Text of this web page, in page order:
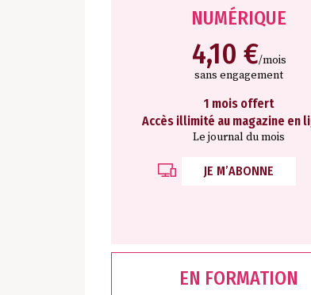
NUMÉRIQUE
4,10 €/mois
sans engagement
1 mois offert
Accès illimité au magazine en
Le journal du mois
JE M’ABONNE
EN FORMATION